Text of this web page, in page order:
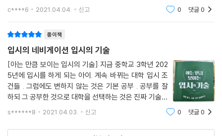
윤윤구 저자가 쓴 ＜아는 만큼 보이는 입시의 기술＞을 발견했습니다. 저
c****6 2021.04.04. 신고 0 댓글0
종이책
입시의 네비게이션 입시의 기술
[아는 만큼 보이는 입시의 기술] 지금 중학교 3학년 202
5년에 입시를 하게 되는 아이. 계속 바뀌는 대학 입시 조
건들 . 그럼에도 변하지 않는 것은 기본 공부 . 공부를 잘
하되 그 공부한 것으로 대학을 선택하는 것은 진짜 기술이
필요하다는 것 ,입시의 기술을 읽으면서 전략을 잘 세워야
보이는 것.
s******8 2021.04.03. 신고 0 댓글0